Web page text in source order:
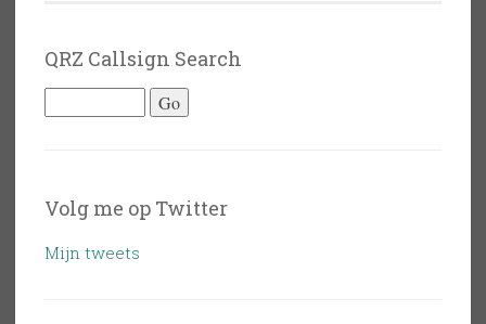
QRZ Callsign Search
Volg me op Twitter
Mijn tweets